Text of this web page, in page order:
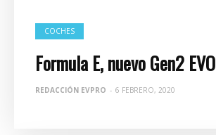
COCHES
Formula E, nuevo Gen2 EVO
REDACCIÓN EVPRO - 6 FEBRERO, 2020